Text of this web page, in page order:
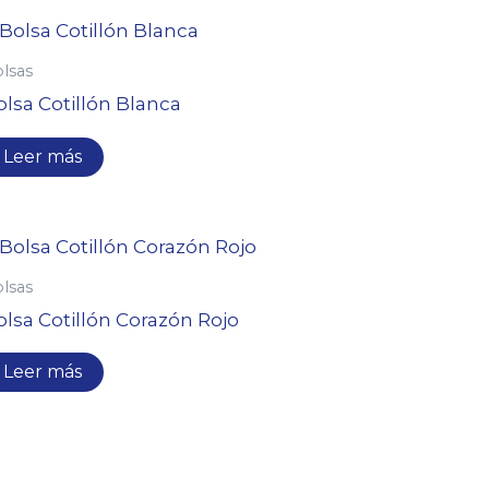
Cotillón Blanca
Leer más
Cotillón Corazón Rojo
Leer más